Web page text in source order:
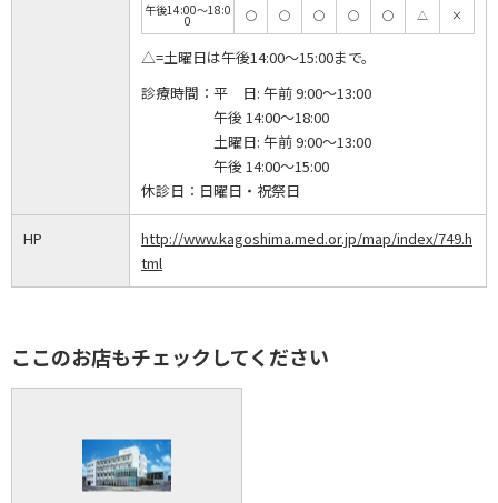
午後14:00～18:0
0 ◯ ◯ ◯ ◯ ◯ △ ×
△=土曜日は午後14:00～15:00まで。
診療時間： 平 日: 午前 9:00～13:00
午後 14:00～18:00
土曜日: 午前 9:00～13:00
午後 14:00～15:00
休診日： 日曜日・祝祭日
HP
http://www.kagoshima.med.or.jp/map/index/749.h
tml
ここのお店もチェックしてください